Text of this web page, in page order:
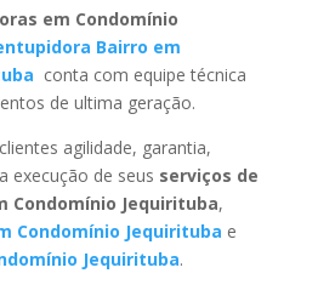
em Condomínio
Bairro em
conta com equipe técnica
de ultima geração.
agilidade, garantia,
execução de seus serviços de
Condomínio Jequirituba,
Condomínio Jequirituba e
Jequirituba.